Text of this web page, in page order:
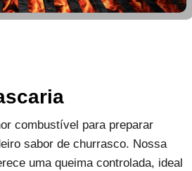
combustível para preparar
sabor de churrasco. Nossa
uma queima controlada, ideal